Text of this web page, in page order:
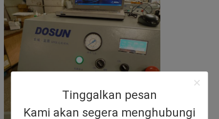
Tinggalkan pesan
Kami akan segera menghubungi